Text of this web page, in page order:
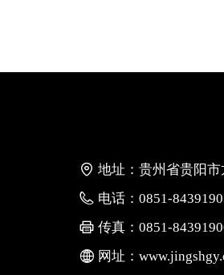
地址： 贵州省贵阳市
电话： 0851-
传真： 0851-
网址：